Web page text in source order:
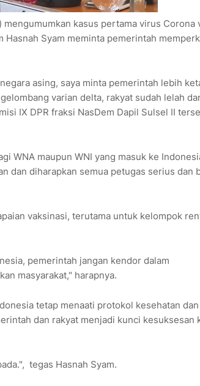
mengumumkan kasus pertama virus Corona
Hasnah Syam meminta pemerintah
asing, saya minta pemerintah lebih
varian delta, rakyat sudah lelah
IX DPR fraksi NasDem Dapil Sulsel II
WNA maupun WNI yang masuk ke
dan diharapkan semua petugas serius dan
vaksinasi, terutama untuk kelompok
pemerintah jangan kendor dalam
masyarakat," harapnya.
tetap menaati protokol kesehatan
dan rakyat menjadi kunci kesuksesan
tegas Hasnah Syam.